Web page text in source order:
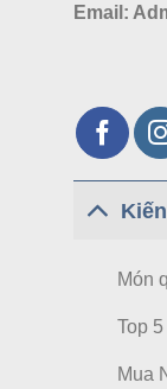
Email:
Món
Top
Mua